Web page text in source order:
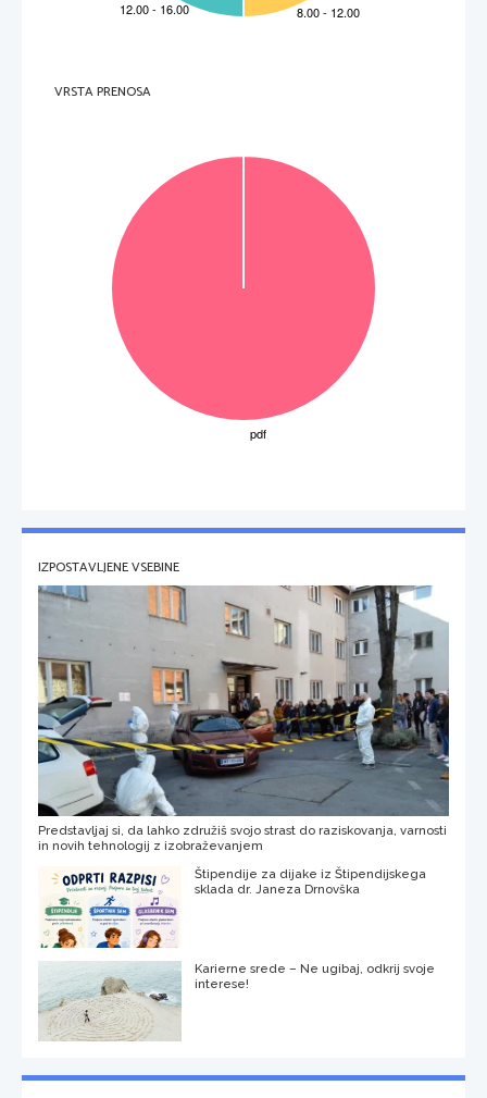
VRSTA PRENOSA
IZPOSTAVLJENE VSEBINE
Predstavljaj si, da lahko združiš svojo strast do raziskovanja, varnosti
in novih tehnologij z izobraževanjem
Štipendije za dijake iz Štipendijskega
sklada dr. Janeza Drnovška
Karierne srede – Ne ugibaj, odkrij svoje
interese!